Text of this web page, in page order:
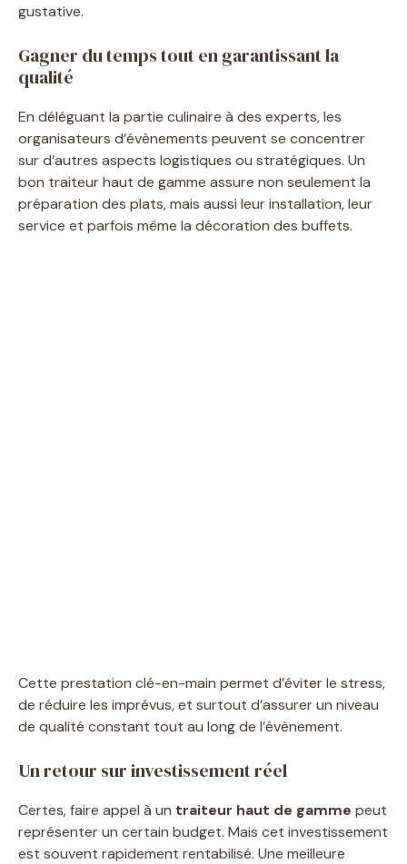
gustative.
Gagner du temps tout en garantissant la
qualité
En déléguant la partie culinaire à des experts, les
organisateurs d’évènements peuvent se concentrer
sur d’autres aspects logistiques ou stratégiques. Un
bon traiteur haut de gamme assure non seulement la
préparation des plats, mais aussi leur installation, leur
service et parfois même la décoration des buffets.
Cette prestation clé-en-main permet d’éviter le stress,
de réduire les imprévus, et surtout d’assurer un niveau
de qualité constant tout au long de l’évènement.
Un retour sur investissement réel
Certes, faire appel à un traiteur haut de gamme peut
représenter un certain budget. Mais cet investissement
est souvent rapidement rentabilisé. Une meilleure